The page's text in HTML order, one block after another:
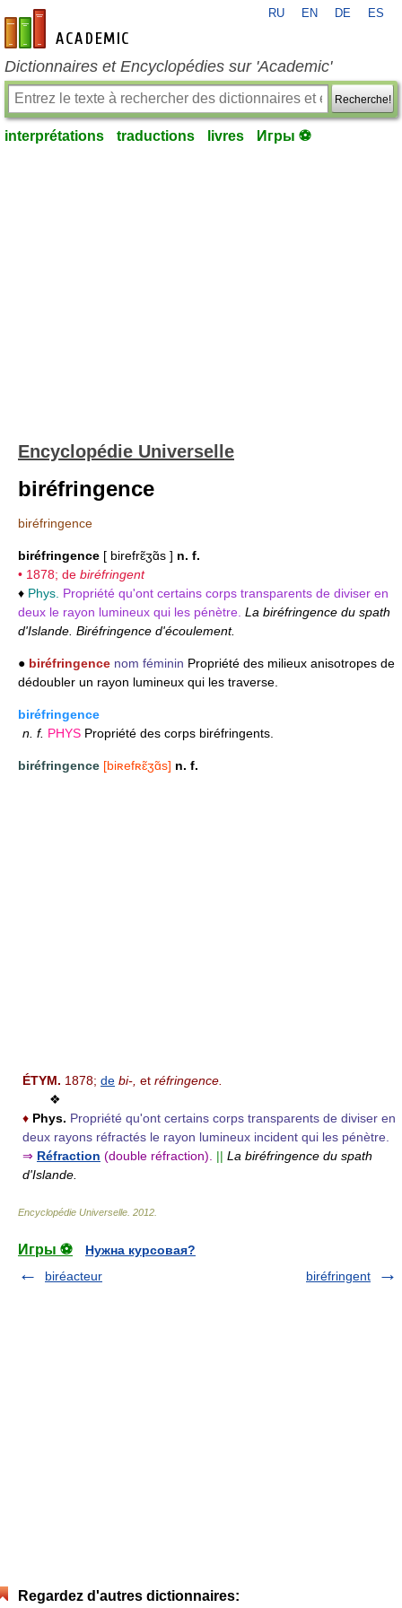
fr-academic.com
RU EN DE ES
Dictionnaires et Encyclopédies sur 'Academic'
Recherche!
interprétations traductions livres Игры ⚽
Encyclopédie Universelle
biréfringence
biréfringence
biréfringence [ birefrɛ̃ʒɑ̃s ] n. f.
• 1878; de biréfringent
♦ Phys. Propriété qu'ont certains corps transparents de diviser en
deux le rayon lumineux qui les pénètre. La biréfringence du spath
d'Islande. Biréfringence d'écoulement.
● biréfringence nom féminin Propriété des milieux anisotropes de
dédoubler un rayon lumineux qui les traverse.
biréfringence
n. f. PHYS Propriété des corps biréfringents.
biréfringence [biʀefʀɛ̃ʒɑ̃s] n. f.
ÉTYM. 1878; de bi-, et réfringence.
❖
♦ Phys. Propriété qu'ont certains corps transparents de diviser en
deux rayons réfractés le rayon lumineux incident qui les pénètre.
⇒ Réfraction (double réfraction). || La biréfringence du spath
d'Islande.
Encyclopédie Universelle 2012
Игры ⚽
Нужна курсовая?
biréacteur
biréfringent
Regardez d'autres dictionnaires: